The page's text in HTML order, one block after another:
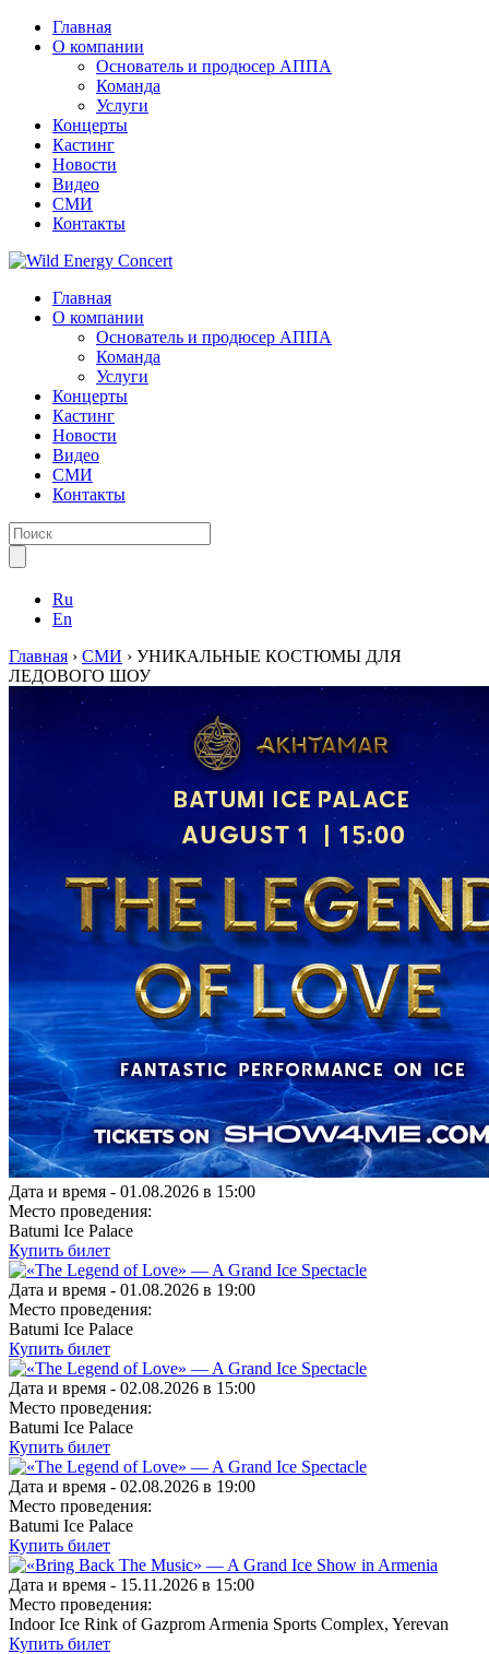
Главная
О компании
Основатель и продюсер АППА
Команда
Услуги
Концерты
Кастинг
Новости
Видео
СМИ
Контакты
Главная
О компании
Основатель и продюсер АППА
Команда
Услуги
Концерты
Кастинг
Новости
Видео
СМИ
Контакты
Ru
En
Главная › СМИ › УНИКАЛЬНЫЕ КОСТЮМЫ ДЛЯ
ЛЕДОВОГО ШОУ
Дата и время - 01.08.2026 в 15:00
Место проведения:
Batumi Ice Palace
Купить билет
Дата и время - 01.08.2026 в 19:00
Место проведения:
Batumi Ice Palace
Купить билет
Дата и время - 02.08.2026 в 15:00
Место проведения:
Batumi Ice Palace
Купить билет
Дата и время - 02.08.2026 в 19:00
Место проведения:
Batumi Ice Palace
Купить билет
Дата и время - 15.11.2026 в 15:00
Место проведения:
Indoor Ice Rink of Gazprom Armenia Sports Complex, Yerevan
Купить билет